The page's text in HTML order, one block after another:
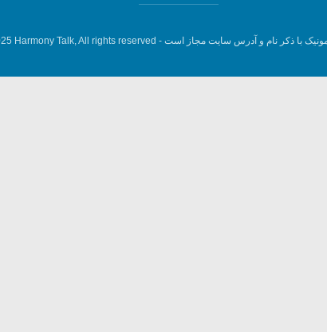
با ذکر نام و آدرس سایت مجاز است - Harmony Talk, All rights reserved.